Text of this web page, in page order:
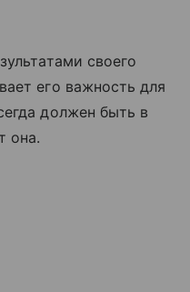
своего
его важность для
должен быть в
она.